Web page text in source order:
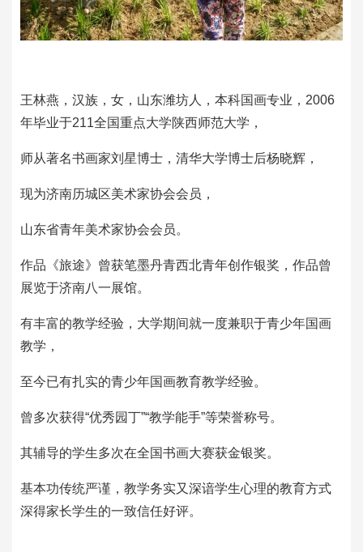
王林燕，汉族，女，山东潍坊人，本科国画专业，2006
年毕业于211全国重点大学陕西师范大学，
师从著名书画家刘星博士，清华大学博士后杨晓辉，
现为济南历城区美术家协会会员，
山东省青年美术家协会会员。
作品《旅途》曾获笔墨丹青西北青年创作银奖，作品曾
展览于济南八一展馆。
有丰富的教学经验，大学期间就一度兼职于青少年国画
教学，
至今已有扎实的青少年国画教育教学经验。
曾多次获得“优秀园丁”“教学能手”等荣誉称号。
其辅导的学生多次在全国书画大赛获金银奖。
基本功传统严谨，教学务实又深谙学生心理的教育方式
深得家长学生的一致信任好评。